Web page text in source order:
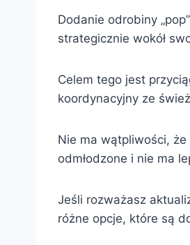
Dodanie odrobiny
strategicznie wokół
Celem tego jest
koordynacyjny ze
Nie ma wątpliwości, że
odmłodzone i nie ma
Jeśli rozważasz
różne opcje, które są